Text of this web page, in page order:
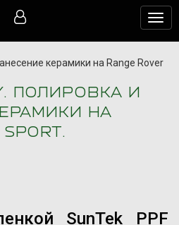
керамики на Range Rover
ПОЛИРОВКА И
НА
SunTek PPF